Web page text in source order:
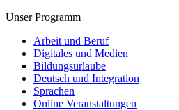
Unser Programm
Arbeit und Beruf
Digitales und Medien
Bildungsurlaube
Deutsch und Integration
Sprachen
Online Veranstaltungen